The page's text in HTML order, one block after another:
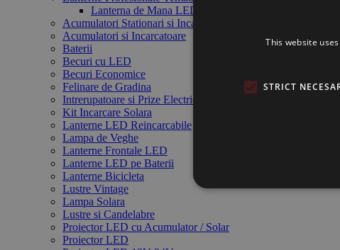
Lanterna de Mana LED Yemao
Acumulatori Stationari si Incarcatoare
Acumulatori si Incarcatoare
Baterii
Becuri cu LED
Becuri Economice
Felinare de Gradina
Intrerupatoare si Prize Electrice
Kit Incarcare Solara
Lanterne LED Reincarcabile
Lampa de Veghe
Lanterne Frontale LED
Lanterne LED pe Baterii
Lanterne Bicicleta
Lustre Vintage
Lampa Solara
Lustre si Candelabre
Proiector LED cu Acumulator / Solar
Proiector LED
This website
STRICT